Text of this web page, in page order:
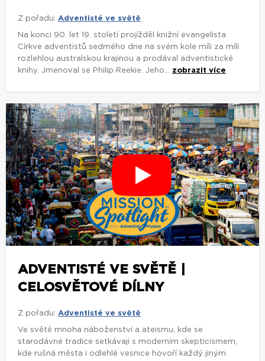
Z pořadu: Adventisté ve světě
Na konci 90. let 19. století projížděl knižní evangelista
Církve adventistů sedmého dne na svém kole míli za mílí
rozlehlou australskou krajinou a prodával adventistické
knihy. Jmenoval se Philip Reekie. Jeho... zobrazit více
ADVENTISTÉ VE SVĚTĚ |
CELOSVĚTOVÉ DÍLNY
Z pořadu: Adventisté ve světě
Ve světě mnoha náboženství a ateismu, kde se
starodávné tradice setkávají s moderním skepticismem,
kde rušná města i odlehlé vesnice hovoří každý jiným